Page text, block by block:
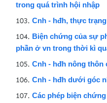
trong quá trình hội nhập
Cnh - hđh, thực
Biện chứng của sự
phần ở vn trong thời kì
Cnh - hđh nông
Cnh - hđh dưới góc
Các phép biện chứng